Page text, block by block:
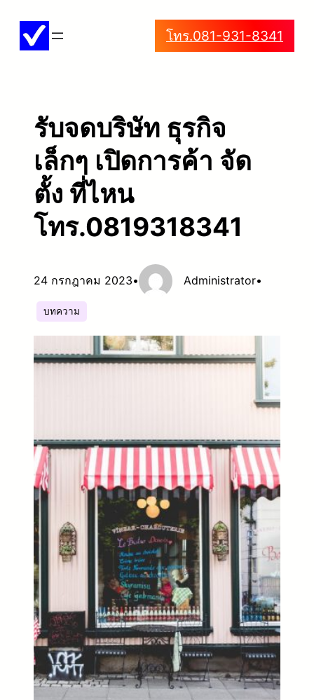
โทร.081-931-8341
รับจดบริษัท ธุรกิจ
เล็กๆ เปิดการค้า จัด
ตั้ง ที่ไหน
โทร.0819318341
24 กรกฎาคม 2023• Administrator•
บทความ